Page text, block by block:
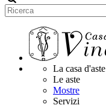
La casa d'aste
Le aste
Mostre
Servizi